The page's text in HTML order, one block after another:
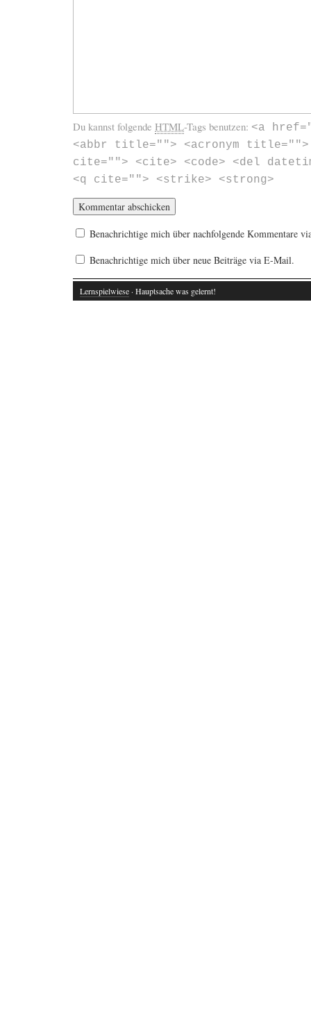
Du kannst folgende HTML-Tags benutzen: <a
<abbr title=""> <acronym title="">
cite=""> <cite> <code> <del
<q cite=""> <strike> <strong>
Benachrichtige mich über nachfolgende Kommentare
Benachrichtige mich über neue Beiträge via E-Mail.
Lernspielwiese · Hauptsache was gelernt!